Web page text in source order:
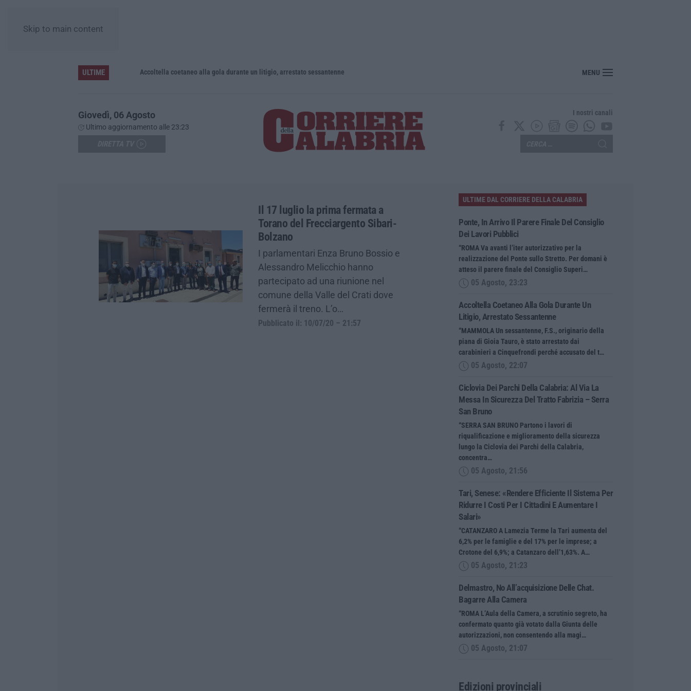
Skip to main content
ULTIME Accoltella coetaneo alla gola durante un litigio, arrestato sessantenne MENU
Giovedì, 06 Agosto
Ultimo aggiornamento alle 23:23
I nostri canali
Il 17 luglio la prima fermata a
Torano del Frecciargento Sibari-
Bolzano
I parlamentari Enza Bruno Bossio e
Alessandro Melicchio hanno
partecipato ad una riunione nel
comune della Valle del Crati dove
fermerà il treno. L’o…
Pubblicato il: 10/07/20 – 21:57
ULTIME DAL CORRIERE DELLA CALABRIA
Ponte, In Arrivo Il Parere Finale Del Consiglio
Dei Lavori Pubblici
“ROMA Va avanti l’iter autorizzativo per la
realizzazione del Ponte sullo Stretto. Per domani è
atteso il parere finale del Consiglio Superi…
05 Agosto, 23:23
Accoltella Coetaneo Alla Gola Durante Un
Litigio, Arrestato Sessantenne
“MAMMOLA Un sessantenne, F.S., originario della
piana di Gioia Tauro, è stato arrestato dai
carabinieri a Cinquefrondi perché accusato del t…
05 Agosto, 22:07
Ciclovia Dei Parchi Della Calabria: Al Via La
Messa In Sicurezza Del Tratto Fabrizia – Serra
San Bruno
“SERRA SAN BRUNO Partono i lavori di
riqualificazione e miglioramento della sicurezza
lungo la Ciclovia dei Parchi della Calabria,
concentra…
05 Agosto, 21:56
Tari, Senese: «Rendere Efficiente Il Sistema Per
Ridurre I Costi Per I Cittadini E Aumentare I
Salari»
“CATANZARO A Lamezia Terme la Tari aumenta del
6,2% per le famiglie e del 17% per le imprese; a
Crotone del 6,9%; a Catanzaro dell’1,63%. A…
05 Agosto, 21:23
Delmastro, No All’acquisizione Delle Chat.
Bagarre Alla Camera
“ROMA L’Aula della Camera, a scrutinio segreto, ha
confermato quanto già votato dalla Giunta delle
autorizzazioni, non consentendo alla magi…
05 Agosto, 21:07
Edizioni provinciali